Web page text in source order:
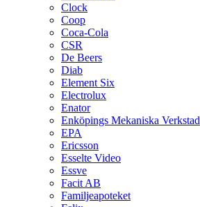
Clock
Coop
Coca-Cola
CSR
De Beers
Diab
Element Six
Electrolux
Enator
Enköpings Mekaniska Verkstad
EPA
Ericsson
Esselte Video
Essve
Facit AB
Familjeapoteket